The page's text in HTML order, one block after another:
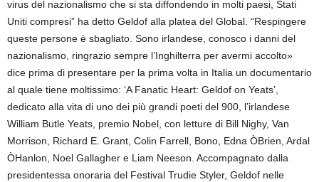
virus del nazionalismo che si sta diffondendo in molti paesi, Stati
Uniti compresi” ha detto Geldof alla platea del Global. “Respingere
queste persone è sbagliato. Sono irlandese, conosco i danni del
nazionalismo, ringrazio sempre l’Inghilterra per avermi accolto»
dice prima di presentare per la prima volta in Italia un documentario
al quale tiene moltissimo: ‘A Fanatic Heart: Geldof on Yeats’,
dedicato alla vita di uno dei più grandi poeti del 900, l’irlandese
William Butle Yeats, premio Nobel, con letture di Bill Nighy, Van
Morrison, Richard E. Grant, Colin Farrell, Bono, Edna ÒBrien, Ardal
ÒHanlon, Noel Gallagher e Liam Neeson. Accompagnato dalla
presidentessa onoraria del Festival Trudie Styler, Geldof nelle